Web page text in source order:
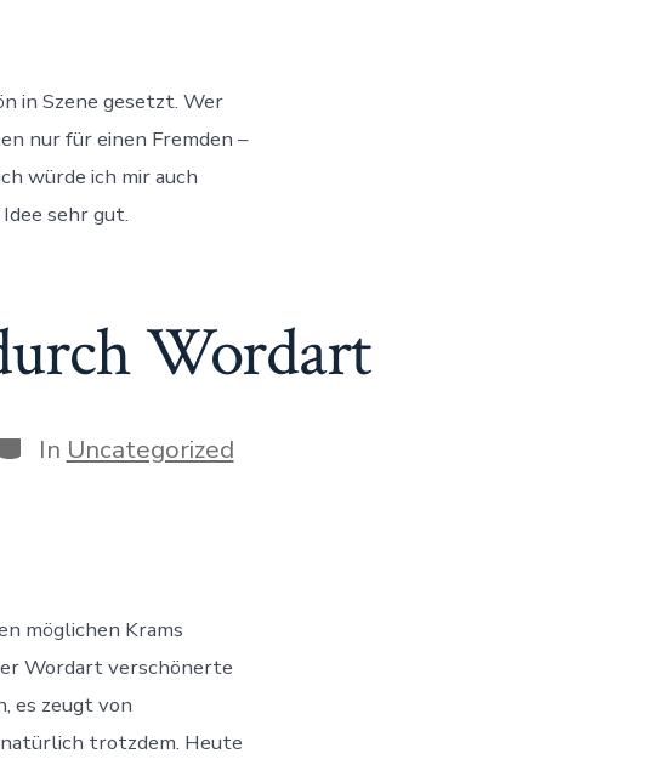
in Szene gesetzt. Wer
nur für einen Fremden –
würde ich mir auch
sehr gut.
Wordart
Kategorien
In Uncategorized
möglichen Krams
Wordart verschönerte
es zeugt von
trotzdem. Heute